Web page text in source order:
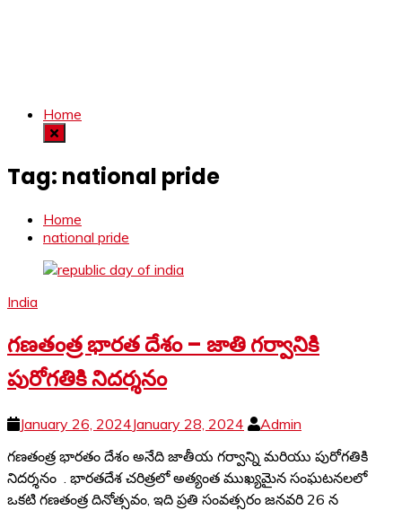
Home
Tag: national pride
Home
national pride
India
గణతంత్ర భారత దేశం – జాతి గర్వానికి
పురోగతికి నిదర్శనం
January 26, 2024January 28, 2024
Admin
గణతంత్ర భారతం దేశం అనేది జాతీయ గర్వాన్ని మరియు పురోగతికి
నిదర్శనం . భారతదేశ చరిత్రలో అత్యంత ముఖ్యమైన సంఘటనలలో
ఒకటి గణతంత్ర దినోత్సవం, ఇది ప్రతి సంవత్సరం జనవరి 26 న